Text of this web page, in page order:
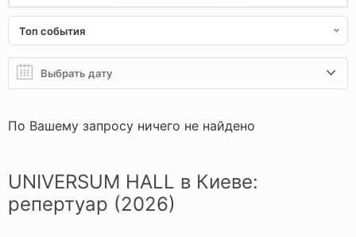
Топ события
По Вашему запросу ничего не найдено
UNIVERSUM HALL в Киеве:
репертуар (2026)